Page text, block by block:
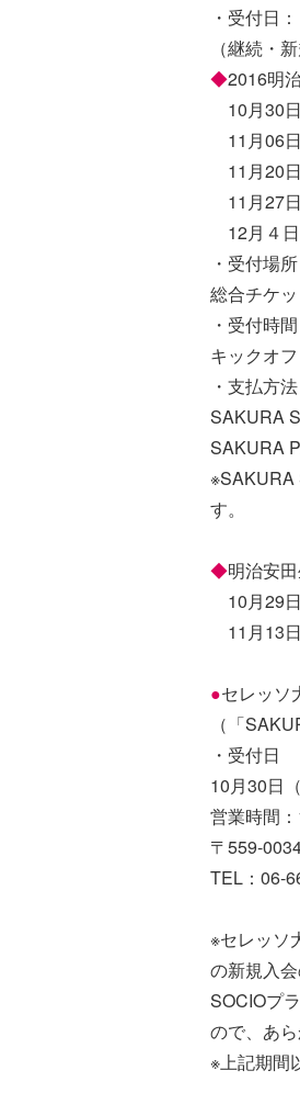
・受付日：
（継続・
◆2016明
10月30
11月06
11月20
11月27
12月４
・受付場所
総合チケ
・受付時間
キックオ
・支払方法
SAKURA
SAKURA
※SAKURA
す。
◆明治安
10月29
11月13
●セレッソ
（「
・受付日
10月30日
営業時間
〒559-
TEL：06-
※セレッソ
の新規入
SOCIOプ
ので、あ
※上記期間